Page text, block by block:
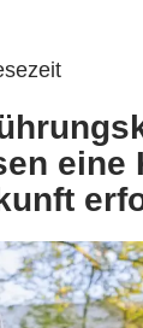
eine